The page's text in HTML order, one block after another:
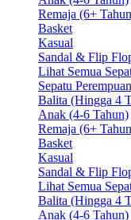
Remaja (6+
Basket
Kasual
Sandal & Flip
Lihat Semua
Sepatu Perempuan
Balita (Hingga 4
Anak (4-6 Tahun)
Remaja (6+
Basket
Kasual
Sandal & Flip
Lihat Semua
Balita (Hingga 4
Anak (4-6 Tahun)